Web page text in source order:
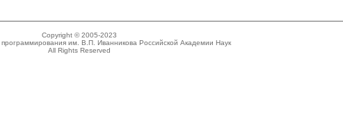
Copyright © 2005-2023
программирования им. В.П. Иванникова Российской Академии Наук
All Rights Reserved